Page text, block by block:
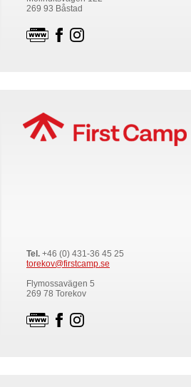
269 93 Båstad
Tel. +46 (0) 431-36 45 25
torekov@firstcamp.se
Flymossavägen 5
269 78 Torekov